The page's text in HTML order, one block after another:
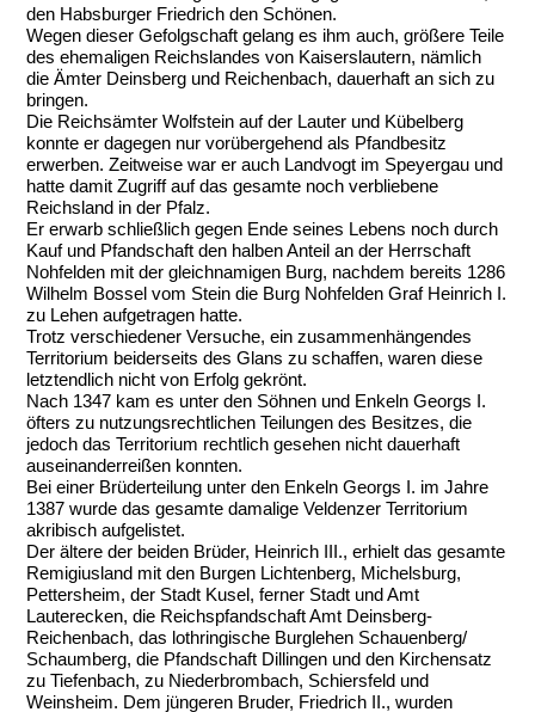
den Habsburger Friedrich den Schönen.
Wegen dieser Gefolgschaft gelang es ihm auch, größere Teile
des ehemaligen Reichslandes von Kaiserslautern, nämlich
die Ämter Deinsberg und Reichenbach, dauerhaft an sich zu
bringen.
Die Reichsämter Wolfstein auf der Lauter und Kübelberg
konnte er dagegen nur vorübergehend als Pfandbesitz
erwerben. Zeitweise war er auch Landvogt im Speyergau und
hatte damit Zugriff auf das gesamte noch verbliebene
Reichsland in der Pfalz.
Er erwarb schließlich gegen Ende seines Lebens noch durch
Kauf und Pfandschaft den halben Anteil an der Herrschaft
Nohfelden mit der gleichnamigen Burg, nachdem bereits 1286
Wilhelm Bossel vom Stein die Burg Nohfelden Graf Heinrich I.
zu Lehen aufgetragen hatte.
Trotz verschiedener Versuche, ein zusammenhängendes
Territorium beiderseits des Glans zu schaffen, waren diese
letztendlich nicht von Erfolg gekrönt.
Nach 1347 kam es unter den Söhnen und Enkeln Georgs I.
öfters zu nutzungsrechtlichen Teilungen des Besitzes, die
jedoch das Territorium rechtlich gesehen nicht dauerhaft
auseinanderreißen konnten.
Bei einer Brüderteilung unter den Enkeln Georgs I. im Jahre
1387 wurde das gesamte damalige Veldenzer Territorium
akribisch aufgelistet.
Der ältere der beiden Brüder, Heinrich III., erhielt das gesamte
Remigiusland mit den Burgen Lichtenberg, Michelsburg,
Pettersheim, der Stadt Kusel, ferner Stadt und Amt
Lauterecken, die Reichspfandschaft Amt Deinsberg-
Reichenbach, das lothringische Burglehen Schauenberg/
Schaumberg, die Pfandschaft Dillingen und den Kirchensatz
zu Tiefenbach, zu Niederbrombach, Schiersfeld und
Weinsheim. Dem jüngeren Bruder, Friedrich II., wurden